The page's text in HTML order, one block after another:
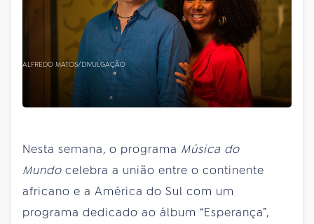
ALFREDO MATOS/DIVULGAÇÃO
Nesta semana, o programa Música do
Mundo celebra a união entre o continente
africano e a América do Sul com um
programa dedicado ao álbum “Esperança”,